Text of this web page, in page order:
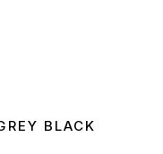
BLACK